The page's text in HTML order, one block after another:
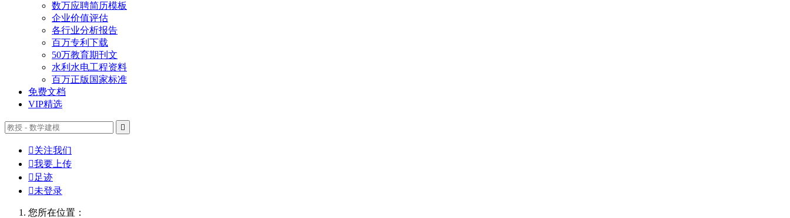
数万应聘简历模板
企业价值评估
各行业分析报告
百万专利下载
50万教育期刊文
水利水电工程资料
百万正版国家标准
免费文档
VIP精选

关注我们
我要上传
 足迹
未登录
您所在位置：